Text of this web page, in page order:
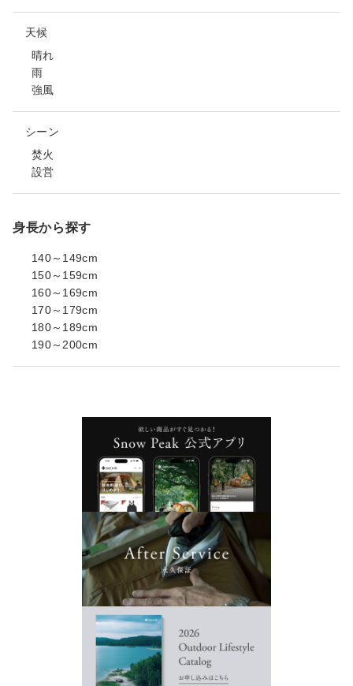
天候
晴れ
雨
強風
シーン
焚火
設営
身長から探す
140～149cm
150～159cm
160～169cm
170～179cm
180～189cm
190～200cm